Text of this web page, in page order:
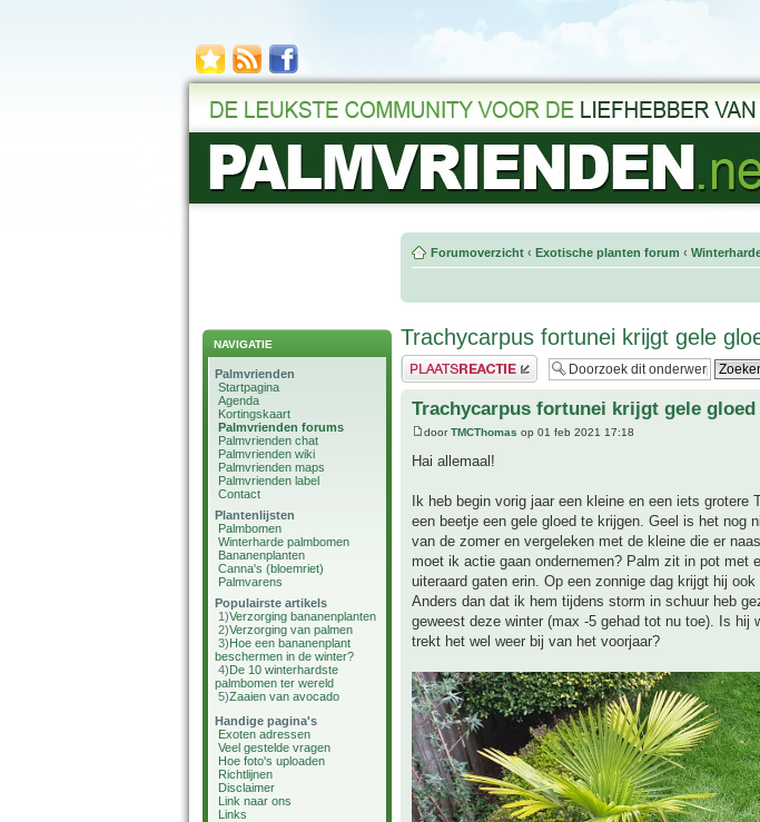
NAVIGATIE
Palmvrienden
Startpagina
Agenda
Kortingskaart
Palmvrienden forums
Palmvrienden chat
Palmvrienden wiki
Palmvrienden maps
Palmvrienden label
Contact
Plantenlijsten
Palmbomen
Winterharde palmbomen
Bananenplanten
Canna's (bloemriet)
Palmvarens
Populairste artikels
1)Verzorging bananenplanten
2)Verzorging van palmen
3)Hoe een bananenplant
beschermen in de winter?
4)De 10 winterhardste
palmbomen ter wereld
5)Zaaien van avocado
Handige pagina's
Exoten adressen
Veel gestelde vragen
Hoe foto's uploaden
Richtlijnen
Disclaimer
Link naar ons
Links
Forumoverzicht ‹ Exotische planten forum ‹
Trachycarpus fortunei krijgt gele
Plaats een reactie
Trachycarpus fortunei krijgt gele gloed
doorTMCThomas op 01 feb 2021 17:18
Hai allemaal!
Ik heb begin vorig jaar een kleine en een iets
een beetje een gele gloed te krijgen. Geel is het nog
van de zomer en vergeleken met de kleine die er
moet ik actie gaan ondernemen? Palm zit in pot met
uiteraard gaten erin. Op een zonnige dag krijgt hij
Anders dan dat ik hem tijdens storm in schuur heb
geweest deze winter (max -5 gehad tot nu toe). Is
trekt het wel weer bij van het voorjaar?